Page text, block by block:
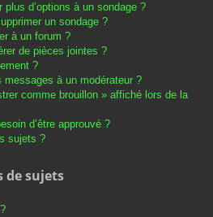
d’options à un sondage ?
un sondage ?
à un forum ?
de pièces jointes ?
?
messages à un modérateur ?
comme brouillon » affiché lors de la
d’être approuvé ?
sujets ?
de sujets